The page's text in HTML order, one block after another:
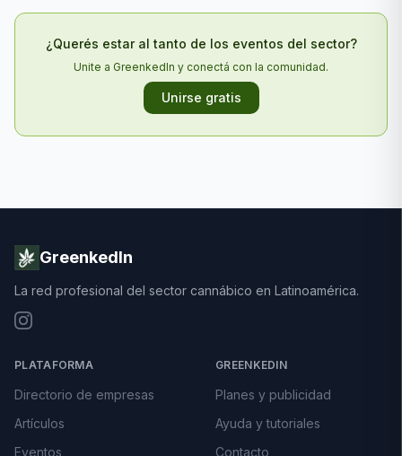
¿Querés estar al tanto de los eventos del sector?
Unite a GreenkedIn y conectá con la comunidad.
Unirse gratis
GreenkedIn
La red profesional del sector cannábico en Latinoamérica.
PLATAFORMA
Directorio de empresas
Artículos
Eventos
GREENKEDIN
Planes y publicidad
Ayuda y tutoriales
Contacto